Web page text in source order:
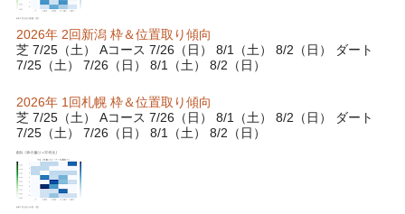
2026年 2回新潟 枠＆位置取り傾向
芝 7/25（土） Aコース 7/26（日） 8/1（土） 8/2（日） ダート
7/25（土） 7/26（日） 8/1（土） 8/2（日）
2026年 1回札幌 枠＆位置取り傾向
芝 7/25（土） Aコース 7/26（日） 8/1（土） 8/2（日） ダート
7/25（土） 7/26（日） 8/1（土） 8/2（日）